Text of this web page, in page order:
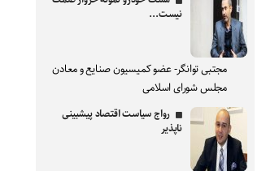
نیست...
مجتبی توانگر- عضو کمیسیون صنایع و معادن
مجلس شورای اسلامی
رواج سیاست اقتصاد پیشبینی
ناپذیر